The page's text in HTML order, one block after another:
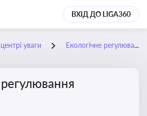
ВХІД ДО LIGA360
уваги Екологічне регулювання